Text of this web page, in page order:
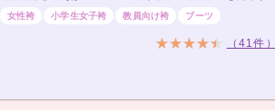
女性袴
小学生女子袴 教員向け袴 ブーツ
（41件）